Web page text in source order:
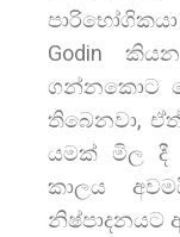
Godin
ගන්නකොට
තිබෙනවා,
යමක් මිල දී
කාලය
නිෂ්පාදනයට